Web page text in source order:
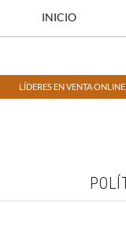
INICIO
LÍDERES EN VENTA